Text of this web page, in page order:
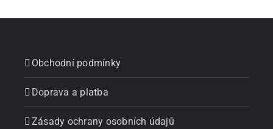
Obchodní podmínky
Doprava a platba
Zásady ochrany osobních údajů